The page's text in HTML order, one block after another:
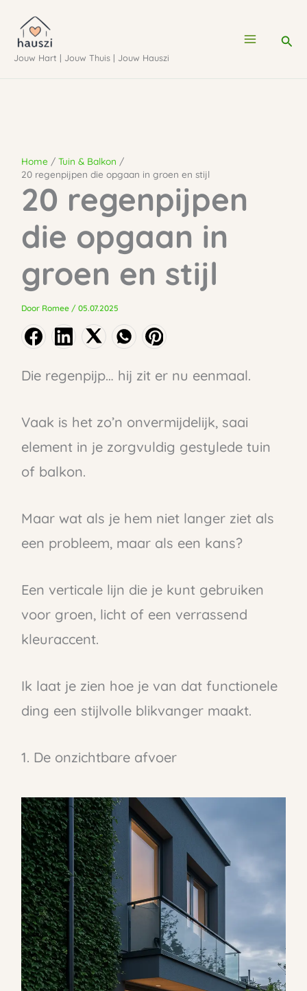
naar
deJouw Hart | Jouw Thuis | Jouw Hauszi
Home
Tuin & Balkon
20 regenpijpen die opgaan in groen en stijl
20 regenpijpen
die opgaan in
groen en stijl
Door Romee / 05.07.2025
Die regenpijp… hij zit er nu eenmaal.
Vaak is het zo’n onvermijdelijk, saai
element in je zorgvuldig gestylede tuin
of balkon.
Maar wat als je hem niet langer ziet als
een probleem, maar als een kans?
Een verticale lijn die je kunt gebruiken
voor groen, licht of een verrassend
kleuraccent.
Ik laat je zien hoe je van dat functionele
ding een stijlvolle blikvanger maakt.
1. De onzichtbare afvoer